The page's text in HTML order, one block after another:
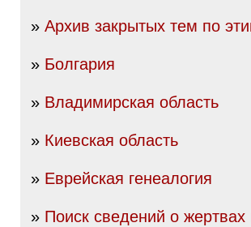
» Архив закрытых тем по
» Болгария
» Владимирская область
» Киевская область
» Еврейская генеалогия
» Поиск сведений о жертвах